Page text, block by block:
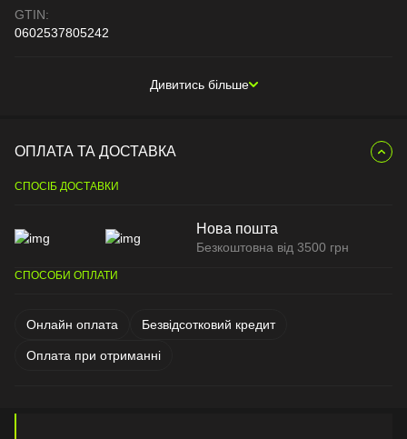
GTIN:
0602537805242
Дивитись більше
ОПЛАТА ТА ДОСТАВКА
СПОСІБ ДОСТАВКИ
Нова пошта
Безкоштовна від 3500 грн
СПОСОБИ ОПЛАТИ
Онлайн оплата Безвідсотковий кредит
Оплата при отриманні